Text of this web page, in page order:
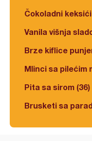
Čokoladni keksići
Vanila višnja
Brze kiflice
Mlinci sa pilećim
Pita sa sirom (36)
Brusketi sa